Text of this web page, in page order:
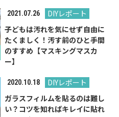
2021.07.26
DIYレポート
子どもは汚れを気にせず自由に
たくましく！汚す前のひと手間
のすすめ【マスキングマスカ
ー】
2020.10.18
DIYレポート
ガラスフィルムを貼るのは難し
い？コツを知ればキレイに貼れ